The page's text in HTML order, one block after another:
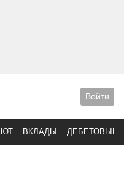
Войти
ВКЛАДЫ ДЕБЕТОВЫЕ